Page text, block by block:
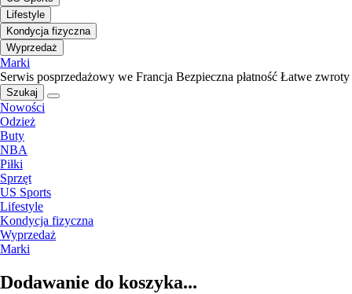
Lifestyle
Kondycja fizyczna
Wyprzedaż
Marki
Serwis posprzedażowy we Francja Bezpieczna płatność Łatwe zwroty
Szukaj
Nowości
Odzież
Buty
NBA
Piłki
Sprzęt
US Sports
Lifestyle
Kondycja fizyczna
Wyprzedaż
Marki
Dodawanie do koszyka...